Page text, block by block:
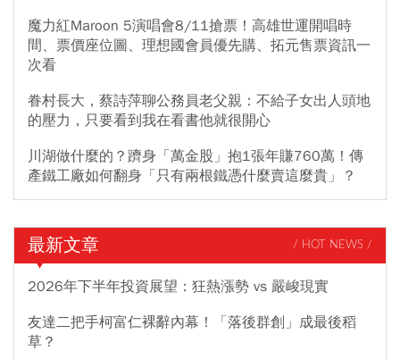
魔力紅Maroon 5演唱會8/11搶票！高雄世運開唱時
間、票價座位圖、理想國會員優先購、拓元售票資訊一
次看
眷村長大，蔡詩萍聊公務員老父親：不給子女出人頭地
的壓力，只要看到我在看書他就很開心
川湖做什麼的？躋身「萬金股」抱1張年賺760萬！傳
產鐵工廠如何翻身「只有兩根鐵憑什麼賣這麼貴」？
最新文章 / HOT NEWS /
2026年下半年投資展望：狂熱漲勢 vs 嚴峻現實
友達二把手柯富仁裸辭內幕！「落後群創」成最後稻
草？